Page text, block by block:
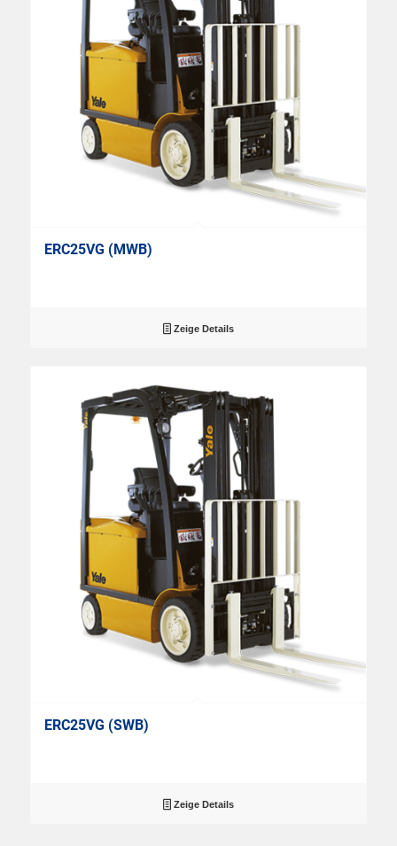
ERC25VG (MWB)
Zeige Details
ERC25VG (SWB)
Zeige Details